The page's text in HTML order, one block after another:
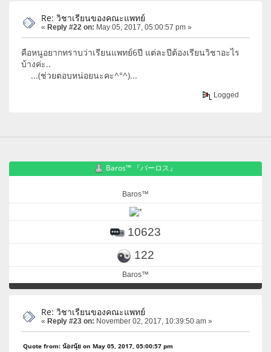
Re: วิชาเรียนของคณะแพทย์
« Reply #22 on: May 05, 2017, 05:00:57 pm »
คือหนูอยากทราบว่าเรียนแพทย์6ปี แต่ละปีต้องเรียนวิชาอะไร
บ้างค่ะ..
...(ช่วยตอบหน่อยนะคะ^°^)...
Logged
Baros™ 『バーロス』
Baros™
10623
122
Baros™
Re: วิชาเรียนของคณะแพทย์
« Reply #23 on: November 02, 2017, 10:39:50 am »
Quote from: น้องนุ้ย on May 05, 2017, 05:00:57 pm